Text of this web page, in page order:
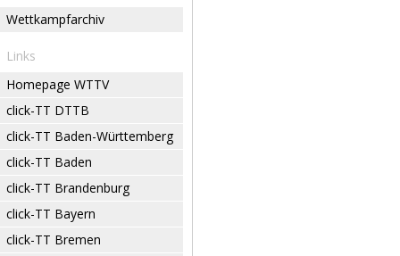
Wettkampfarchiv
Links
Homepage WTTV
click-TT DTTB
click-TT Baden-Württemberg
click-TT Baden
click-TT Brandenburg
click-TT Bayern
click-TT Bremen